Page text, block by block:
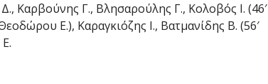
Καρβούνης Γ., Βλησαρούλης Γ., Κολοβός Ι. (46′
Ε.), Καραγκιόζης Ι., Βατμανίδης Β. (56′